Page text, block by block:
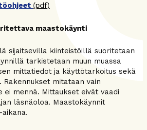
(pdf)
maastokäynti
sijaitsevilla kiinteistöillä suoritetaan
tarkistetaan muun muassa
mittatiedot ja käyttötarkoitus sekä
Rakennukset mitataan vain
ei mennä. Mittaukset eivät vaadi
läsnäoloa. Maastokäynnit